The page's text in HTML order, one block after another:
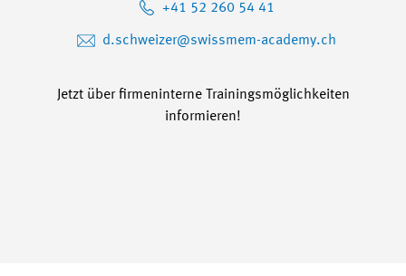
+41 52 260 54 41
d.schweizer@swissmem-academy.ch
Jetzt über firmeninterne Trainingsmöglichkeiten
informieren!